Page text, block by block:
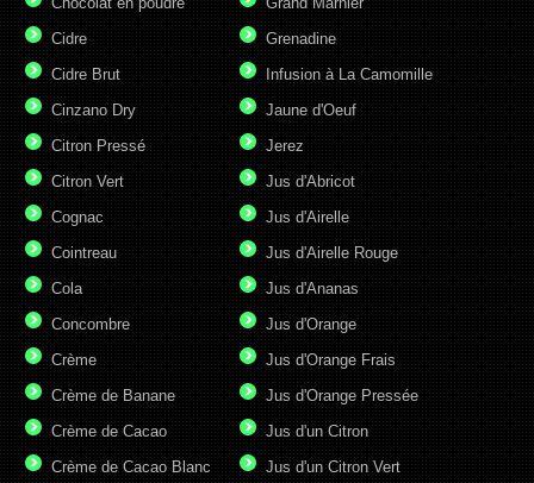
Cidre
Cidre Brut
Cinzano Dry
Citron Pressé
Citron Vert
Cognac
Cointreau
Cola
Concombre
Crème
Crème de Banane
Crème de Cacao
Crème de Cacao Blanc
Grenadine
Infusion à La Camomille
Jaune d'Oeuf
Jerez
Jus d'Abricot
Jus d'Airelle
Jus d'Airelle Rouge
Jus d'Ananas
Jus d'Orange
Jus d'Orange Frais
Jus d'Orange Pressée
Jus d'un Citron
Jus d'un Citron Vert